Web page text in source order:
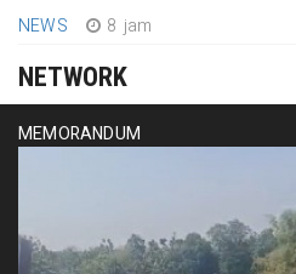
NEWS 8 jam
NETWORK
MEMORANDUM